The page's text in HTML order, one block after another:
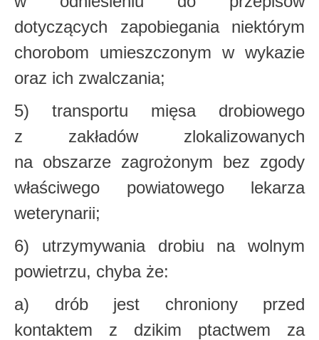
dotyczących zapobiegania niektórym
chorobom umieszczonym w wykazie
oraz ich zwalczania;
5) transportu mięsa drobiowego
z zakładów zlokalizowanych
na obszarze zagrożonym bez zgody
właściwego powiatowego lekarza
weterynarii;
6) utrzymywania drobiu na wolnym
powietrzu, chyba że:
a) drób jest chroniony przed
kontaktem z dzikim ptactwem za